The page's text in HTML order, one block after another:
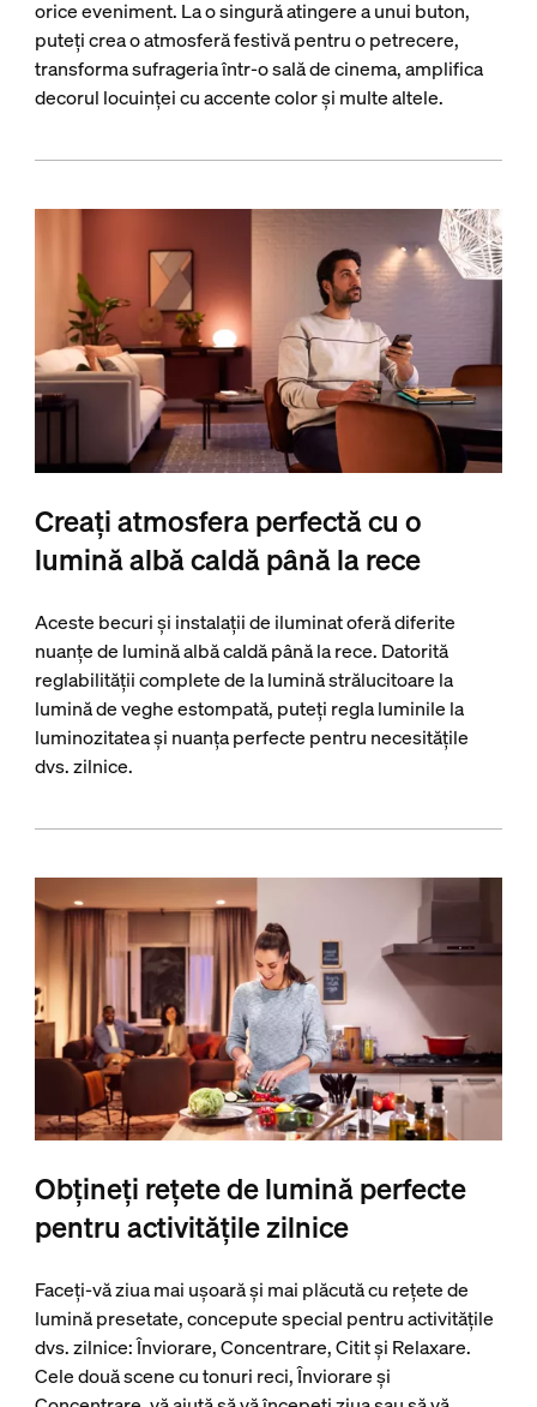
orice eveniment. La o singură atingere a unui buton,
puteți crea o atmosferă festivă pentru o petrecere,
transforma sufrageria într-o sală de cinema, amplifica
decorul locuinței cu accente color și multe altele.
Creați atmosfera perfectă cu o
lumină albă caldă până la rece
Aceste becuri și instalații de iluminat oferă diferite
nuanțe de lumină albă caldă până la rece. Datorită
reglabilității complete de la lumină strălucitoare la
lumină de veghe estompată, puteți regla luminile la
luminozitatea și nuanța perfecte pentru necesitățile
dvs. zilnice.
Obțineți rețete de lumină perfecte
pentru activitățile zilnice
Faceți-vă ziua mai ușoară și mai plăcută cu rețete de
lumină presetate, concepute special pentru activitățile
dvs. zilnice: Înviorare, Concentrare, Citit și Relaxare.
Cele două scene cu tonuri reci, Înviorare și